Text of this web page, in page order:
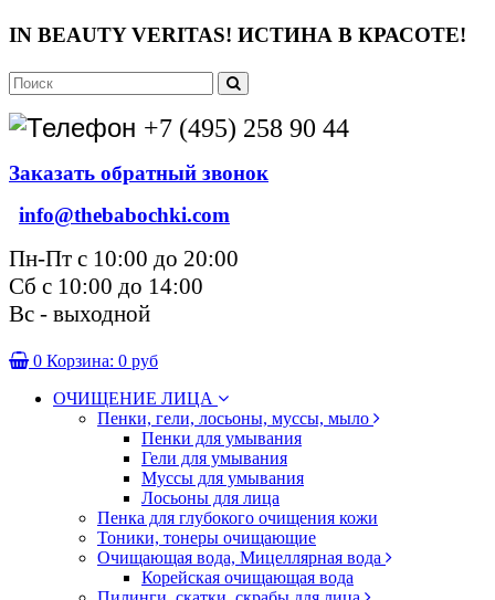
IN BEAUTY VERITAS! ИСТИНА В КРАСОТЕ!
+7 (495) 258 90 44
Заказать обратный звонок
info@thebabochki.com
Пн-Пт с 10:00 до 20:00
Сб с 10:00 до 14:00
Вс - выходной
0 Корзина: 0 руб
ОЧИЩЕНИЕ ЛИЦА
Пенки, гели, лосьоны, муссы, мыло
Пенки для умывания
Гели для умывания
Муссы для умывания
Лосьоны для лица
Пенка для глубокого очищения кожи
Тоники, тонеры очищающие
Очищающая вода, Мицеллярная вода
Корейская очищающая вода